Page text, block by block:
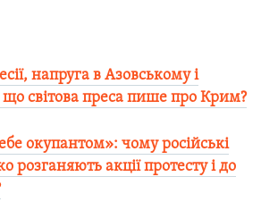
напруга в Азовському і
світова преса пише про Крим?
окупантом»: чому російські
розганяють акції протесту і до